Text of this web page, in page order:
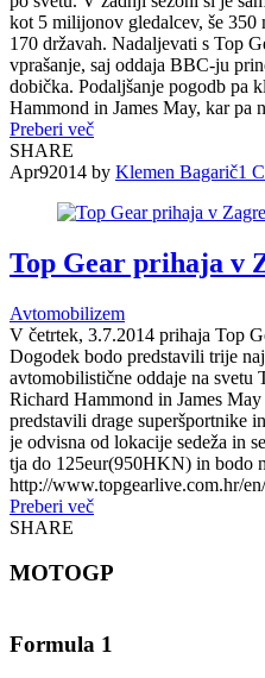
kot 5 milijonov gledalcev, še
170 državah. Nadaljevati s Top
vprašanje, saj oddaja BBC-ju
dobička. Podaljšanje pogodb pa
Hammond in James May, kar pa
Preberi več
SHARE
Apr92014 by Klemen Bagarič1
Top Gear prihaja v
Avtomobilizem
V četrtek, 3.7.2014 prihaja Top
Dogodek bodo predstavili trije
avtomobilistične oddaje na svetu
Richard Hammond in James
predstavili drage superšportnike
je odvisna od lokacije sedeža in
tja do 125eur(950HKN) in bodo
http://www.topgearlive.com.hr/en/
Preberi več
SHARE
MOTOGP
Formula 1